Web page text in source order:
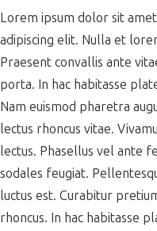
Lorem ipsum dolor sit
adipiscing elit. Nulla et
Praesent convallis ante
porta. In hac habitasse
Nam euismod pharetra
lectus rhoncus vitae.
lectus. Phasellus vel ante
sodales feugiat.
luctus est. Curabitur
rhoncus. In hac habitasse